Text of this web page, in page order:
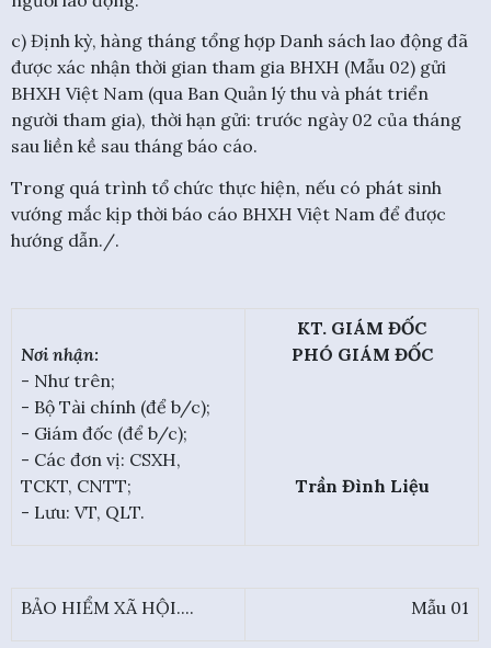
c) Định kỳ, hàng tháng tổng hợp Danh sách lao động đã
được xác nhận thời gian tham gia BHXH (Mẫu 02) gửi
BHXH Việt Nam (qua Ban Quản lý thu và phát triển
người tham gia), thời hạn gửi: trước ngày 02 của tháng
sau liền kề sau tháng báo cáo.
Trong quá trình tổ chức thực hiện, nếu có phát sinh
vướng mắc kịp thời báo cáo BHXH Việt Nam để được
hướng dẫn./.
Nơi nhận:
- Như trên;
- Bộ Tài chính (để b/c);
- Giám đốc (để b/c);
- Các đơn vị: CSXH,
TCKT, CNTT;
- Lưu: VT, QLT.
KT. GIÁM ĐỐC
PHÓ GIÁM ĐỐC
Trần Đình Liệu
BẢO HIỂM XÃ HỘI.... Mẫu 01